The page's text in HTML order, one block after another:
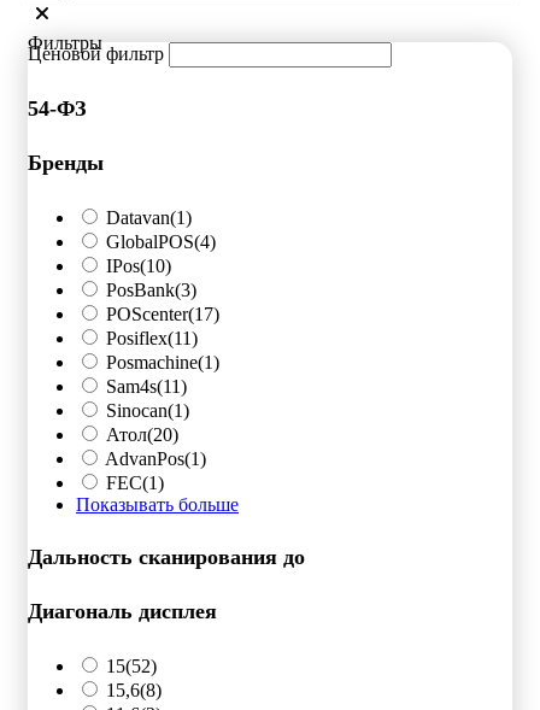
Фильтры
Ценовой фильтр
54-ФЗ
Бренды
Datavan(1)
GlobalPOS(4)
IPos(10)
PosBank(3)
POScenter(17)
Posiflex(11)
Posmachine(1)
Sam4s(11)
Sinocan(1)
Атол(20)
AdvanPos(1)
FEC(1)
Показывать больше
Дальность сканирования до
Диагональ дисплея
15(52)
15,6(8)